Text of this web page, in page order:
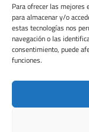
Para ofrecer las mejores
para almacenar y/o
estas tecnologías nos
navegación o las
consentimiento, puede
funciones.